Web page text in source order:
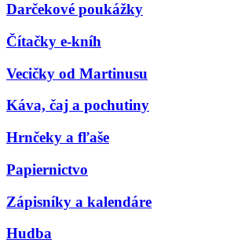
Darčekové poukážky
Čítačky e-kníh
Vecičky od Martinusu
Káva, čaj a pochutiny
Hrnčeky a fľaše
Papiernictvo
Zápisníky a kalendáre
Hudba